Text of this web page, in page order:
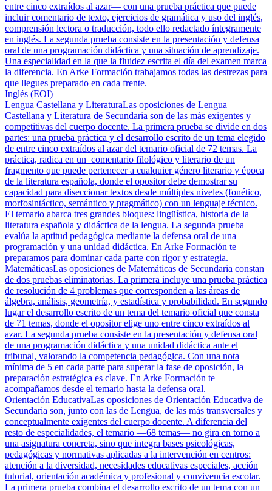
entre cinco extraídos al azar— con una prueba práctica que puede
incluir comentario de texto, ejercicios de gramática y uso del inglés,
comprensión lectora o traducción, todo ello redactado íntegramente
en inglés. La segunda prueba consiste en la presentación y defensa
oral de una programación didáctica y una situación de aprendizaje.
Una especialidad en la que la fluidez escrita el día del examen marca
la diferencia. En Arke Formación trabajamos todas las destrezas para
que llegues preparado en cada frente.
Inglés (EOI)
Lengua Castellana y LiteraturaLas oposiciones de Lengua
Castellana y Literatura de Secundaria son de las más exigentes y
competitivas del cuerpo docente. La primera prueba se divide en dos
partes: una prueba práctica y el desarrollo escrito de un tema elegido
de entre cinco extraídos al azar del temario oficial de 72 temas. La
práctica, radica en un comentario filológico y literario de un
fragmento que puede pertenecer a cualquier género literario y época
de la literatura española, donde el opositor debe demostrar su
capacidad para diseccionar textos desde múltiples niveles (fonético,
morfosintáctico, semántico y pragmático) con un lenguaje técnico.
El temario abarca tres grandes bloques: lingüística, historia de la
literatura española y didáctica de la lengua. La segunda prueba
evalúa la aptitud pedagógica mediante la defensa oral de una
programación y una unidad didáctica. En Arke Formación te
preparamos para dominar cada parte con rigor y estrategia.
MatemáticasLas oposiciones de Matemáticas de Secundaria constan
de dos pruebas eliminatorias. La primera incluye una prueba práctica
de resolución de 4 problemas que corresponden a las áreas de
álgebra, análisis, geometría, y estadística y probabilidad. En segundo
lugar el desarrollo escrito de un tema del temario oficial que consta
de 71 temas, donde el opositor elige uno entre cinco extraídos al
azar. La segunda prueba consiste en la presentación y defensa oral
de una programación didáctica y una unidad didáctica ante el
tribunal, valorando la competencia pedagógica. Con una nota
mínima de 5 en cada parte para superar la fase de oposición, la
preparación estratégica es clave. En Arke Formación te
acompañamos desde el temario hasta la defensa oral.
Orientación EducativaLas oposiciones de Orientación Educativa de
Secundaria son, junto con las de Lengua, de las más transversales y
conceptualmente exigentes del cuerpo docente. A diferencia del
resto de especialidades, el temario —68 temas— no gira en torno a
una asignatura concreta, sino que integra bases psicológicas,
pedagógicas y normativas aplicadas a la intervención en centros:
atención a la diversidad, necesidades educativas especiales, acción
tutorial, orientación académica y profesional y convivencia escolar.
La primera prueba combina el desarrollo escrito de un tema con un